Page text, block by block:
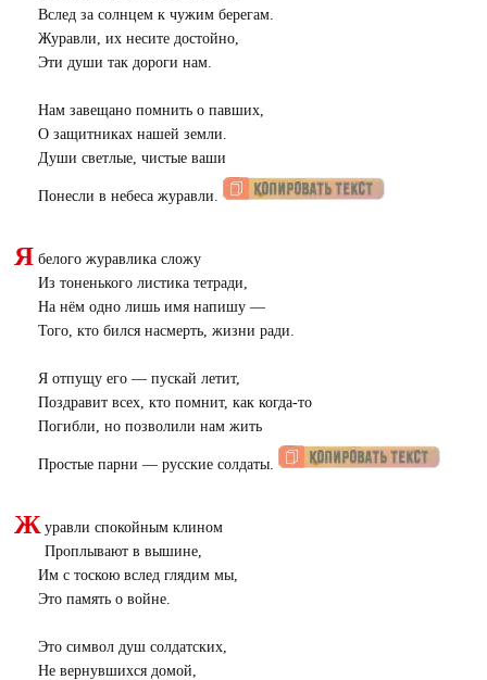
Вслед за солнцем к чужим берегам.
Журавли, их несите достойно,
Эти души так дороги нам.
Нам завещано помнить о павших,
О защитниках нашей земли.
Души светлые, чистые ваши
Понесли в небеса журавли.
Я белого журавлика сложу
Из тоненького листика тетради,
На нём одно лишь имя напишу —
Того, кто бился насмерть, жизни ради.
Я отпущу его — пускай летит,
Поздравит всех, кто помнит, как когда-то
Погибли, но позволили нам жить
Простые парни — русские солдаты.
Ж уравли спокойным клином
Проплывают в вышине,
Им с тоскою вслед глядим мы,
Это память о войне.
Это символ душ солдатских,
Не вернувшихся домой,